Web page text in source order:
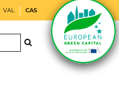
VAL CAS